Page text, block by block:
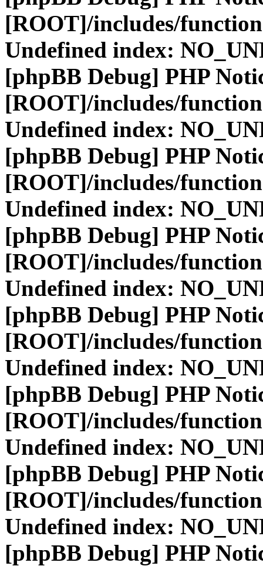
[ROOT]/includes/
Undefined index:
[phpBB Debug] PHP
[ROOT]/includes/
Undefined index:
[phpBB Debug] PHP
[ROOT]/includes/
Undefined index:
[phpBB Debug] PHP
[ROOT]/includes/
Undefined index:
[phpBB Debug] PHP
[ROOT]/includes/
Undefined index:
[phpBB Debug] PHP
[ROOT]/includes/
Undefined index:
[phpBB Debug] PHP
[ROOT]/includes/
Undefined index:
[phpBB Debug] PHP